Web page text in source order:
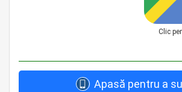
Clic
Apasă pentru a